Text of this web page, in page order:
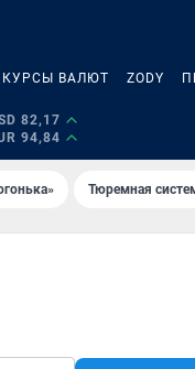
КУРСЫ ВАЛЮТ ZODY
82,17
94,84
Тюремная